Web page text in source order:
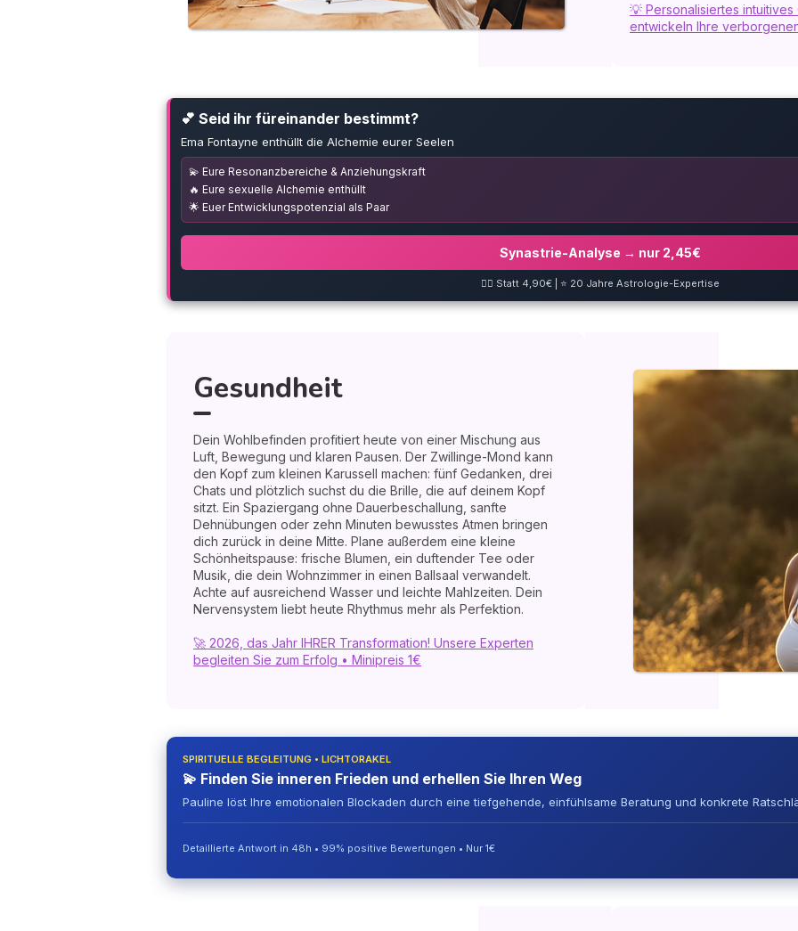
💡 Personalisiertes
entwickeln Ihre
💕 Seid ihr füreinander bestimmt?
Ema Fontayne enthüllt die Alchemie eurer Seelen
💫 Eure Resonanzbereiche & Anziehungskraft
🔥 Eure sexuelle Alchemie enthüllt
🌟 Euer Entwicklungspotenzial als Paar
Synastrie-Analyse → nur 2,45€
❤️‍🔥 Statt 4,90€ | ⭐ 20 Jahre Astrologie-Expertise
Gesundheit
Dein Wohlbefinden profitiert heute von einer Mischung aus
Luft, Bewegung und klaren Pausen. Der Zwillinge-Mond kann
den Kopf zum kleinen Karussell machen: fünf Gedanken, drei
Chats und plötzlich suchst du die Brille, die auf deinem Kopf
sitzt. Ein Spaziergang ohne Dauerbeschallung, sanfte
Dehnübungen oder zehn Minuten bewusstes Atmen bringen
dich zurück in deine Mitte. Plane außerdem eine kleine
Schönheitspause: frische Blumen, ein duftender Tee oder
Musik, die dein Wohnzimmer in einen Ballsaal verwandelt.
Achte auf ausreichend Wasser und leichte Mahlzeiten. Dein
Nervensystem liebt heute Rhythmus mehr als Perfektion.
🚀 2026, das Jahr IHRER Transformation! Unsere Experten
begleiten Sie zum Erfolg • Minipreis 1€
SPIRITUELLE BEGLEITUNG • LICHTORAKEL
💫 Finden Sie inneren Frieden und erhellen Sie Ihren Weg
Pauline löst Ihre emotionalen Blockaden durch eine tiefgehende, einfühlsame Beratung und konkrete
Detaillierte Antwort in 48h • 99% positive Bewertungen • Nur 1€